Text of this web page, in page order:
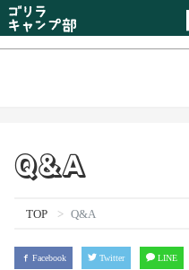
Q&A
TOP Q&A
Facebook Twitter LINE